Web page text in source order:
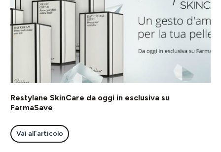
Restylane SkinCare da oggi in esclusiva su
FarmaSave
Vai all'articolo